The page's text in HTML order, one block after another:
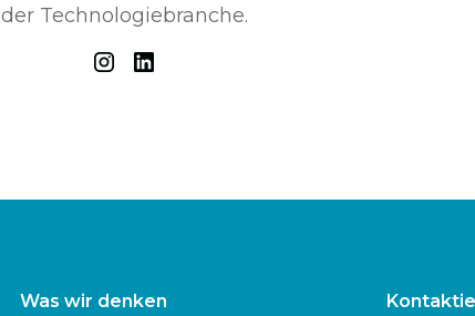
der Technologiebranche.
Was wir denken